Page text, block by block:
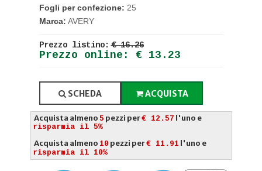
Fogli per confezione: 25
Marca: AVERY
Prezzo listino: € 16.26
Prezzo online: € 13.23
SCHEDA ACQUISTA
Acquista almeno 5 pezzi per€ 12.57 l'uno e
risparmia il 5%
Acquista almeno 10 pezzi per€ 11.91 l'uno e
risparmia il 10%